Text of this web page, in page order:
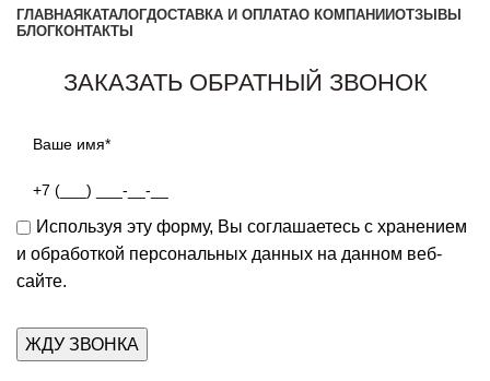
ГЛАВНАЯ КАТАЛОГДОСТАВКА И ОПЛАТАО КОМПАНИИОТЗЫВЫ
БЛОГКОНТАКТЫ
ЗАКАЗАТЬ ОБРАТНЫЙ ЗВОНОК
Используя эту форму, Вы соглашаетесь с хранением
и обработкой персональных данных на данном веб-
сайте.